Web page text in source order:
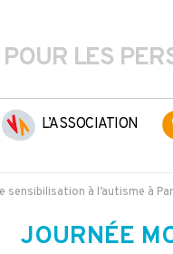
POUR LES
L’ASSOCIATION
sensibilisation à l’autisme à
JOURNÉE